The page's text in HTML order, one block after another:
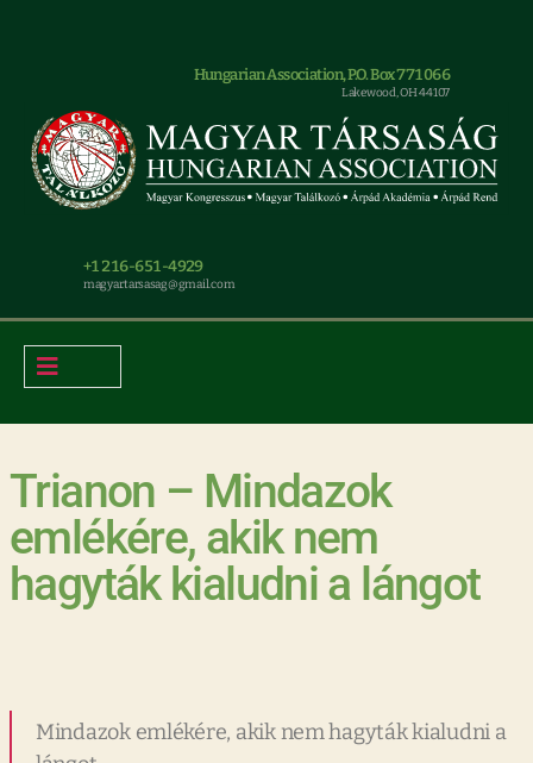
Hungarian Association, P.O. Box 771066
Lakewood, OH 44107
+1 216-651-4929
magyar.tarsasag@gmail.com
Trianon – Mindazok
emlékére, akik nem
hagyták kialudni a lángot
Mindazok emlékére, akik nem hagyták kialudni a